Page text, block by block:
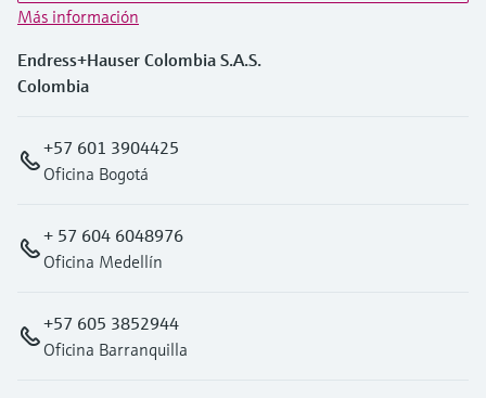
Más información
Endress+Hauser Colombia S.A.S.
Colombia
+57 601 3904425
Oficina Bogotá
+ 57 604 6048976
Oficina Medellín
+57 605 3852944
Oficina Barranquilla